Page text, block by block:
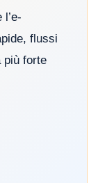
flussi
più forte